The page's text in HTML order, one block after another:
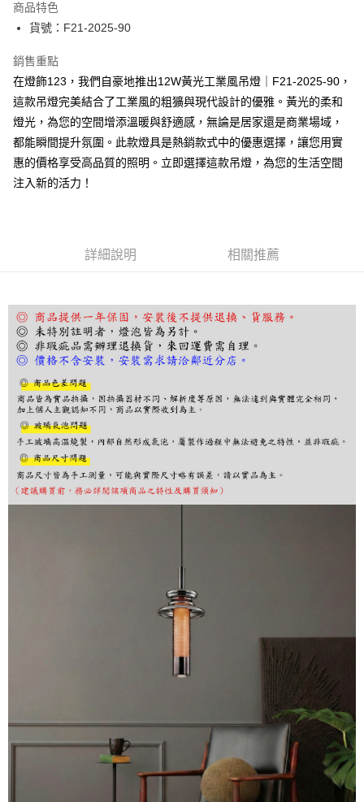
街口支付
悠遊付
Google Pay
全盈+PAY
AFTEE先享後付
相關說明
【關於「AFTEE先享後付」】
３．安心：先確認商品／服務後，再付款。
結帳頁面，進行簡訊認證並確認金額後，即可完成結帳。
２．訂單成立數日內，您將收到繳費通知簡訊。
３．收到繳費通知簡訊後14天內，點擊此簡訊中的連結，可透過四大超商／
ATM／網路銀行／等多元方式進行付款，方視為交易完成。
購買商品的店家。未經商家同意取消之訂單仍視為有效，需透過AFTEE先享
後付繳納相關費用。
※ 交易是否成功請以「AFTEE先享後付 」之結帳頁面顯示為準，若有關於
是否繳費成功／繳費後需取消欲退款等相關疑問，請聯繫「AFTEE先享後付
客戶支援中心」 https://netprotections.freshdesk.com/support/home
【注意事項】
１．透過由恩沛科技股份有限公司提供之「AFTEE先享後付」服務完成之交
易，需依本服務之必要範圍內提供個人資料，並將交易相關給付款項請求債
４．使用「AFTEE先享後付」時，將依據個別帳號之用戶狀況，依本公司即
時審查核予不同之上限額度；若仍有額度不足之情形，本公司將視審查結果
５．嚴禁一人註冊多個帳號或使用他人資訊註冊。若發現惡意使用之情形，
恩沛科技股份有限公司將有權停止該用戶之使用額度並採取法律行動。
商品特色
貨號：F21-2025-90
銷售重點
在燈飾123，我們自豪地推出12W黃光工業風吊燈｜F21-2025-90，
這款吊燈完美結合了工業風的粗獷與現代設計的優雅。黃光的柔和
燈光，為您的空間增添溫暖與舒適感，無論是居家還是商業場域，
都能瞬間提升氛圍。此款燈具是熱銷款式中的優惠選擇，讓您用實
惠的價格享受高品質的照明。立即選擇這款吊燈，為您的生活空間
注入新的活力！
詳細說明 相關推薦